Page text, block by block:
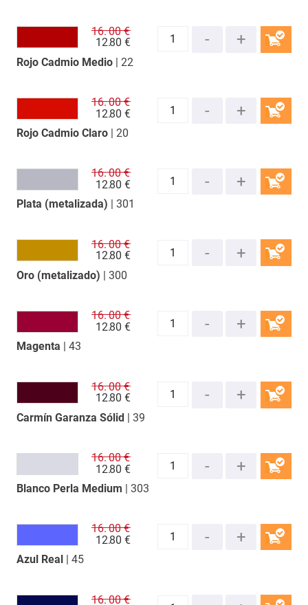
Rojo Cadmio Medio| 22
16.00 €
12.80 €
Rojo Cadmio Claro| 20
16.00 €
12.80 €
Plata (metalizada) | 301
16.00 €
12.80 €
Oro (metalizado) | 300
16.00 €
12.80 €
Magenta | 43
16.00 €
12.80 €
Carmín Garanza Sólid| 39
16.00 €
12.80 €
Blanco Perla Medium | 303
16.00 €
12.80 €
Azul Real | 45
16.00 €
12.80 €
16.00 €